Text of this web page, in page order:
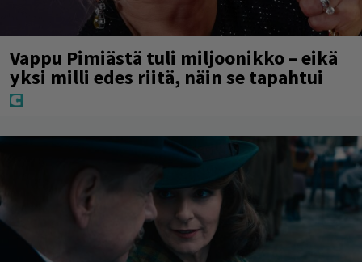
Vappu Pimiästä tuli miljoonikko – eikä
yksi milli edes riitä, näin se tapahtui